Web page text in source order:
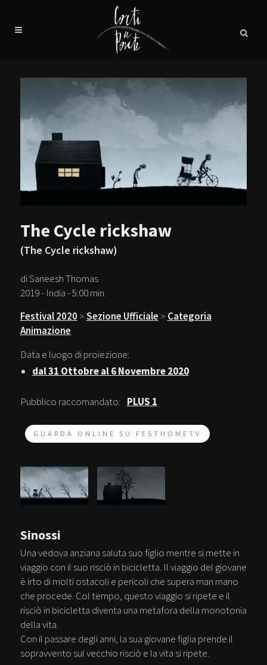
The Cycle rickshaw
(The Cycle rickshaw)
di Saneesh Thomas
2019 - India - 5:00 min.
Festival 2020 >Sezione Ufficiale > Categoria
Animazione
Data e luogo di proiezione:
dal 31 Ottobre al 6 Novembre 2020
Pubblico raccomandato: PLUS 1
GUARDA ONLINE SU FESTHOMETV
Sinossi
Una vedova anziana saluta suo figlio mentre si mette in
viaggio con il suo risciò in bicicletta. Il viaggio del giovane
è irto di molti ostacoli e pericoli che supera man mano
che procede. Col tempo, questo viaggio si ripete e il
risciò in bicicletta diventa una metafora della monotonia
della vita.
Con il passare degli anni, la sua giovane figlia prende il
sopravvento sul vecchio risciò e la vita si ripete.